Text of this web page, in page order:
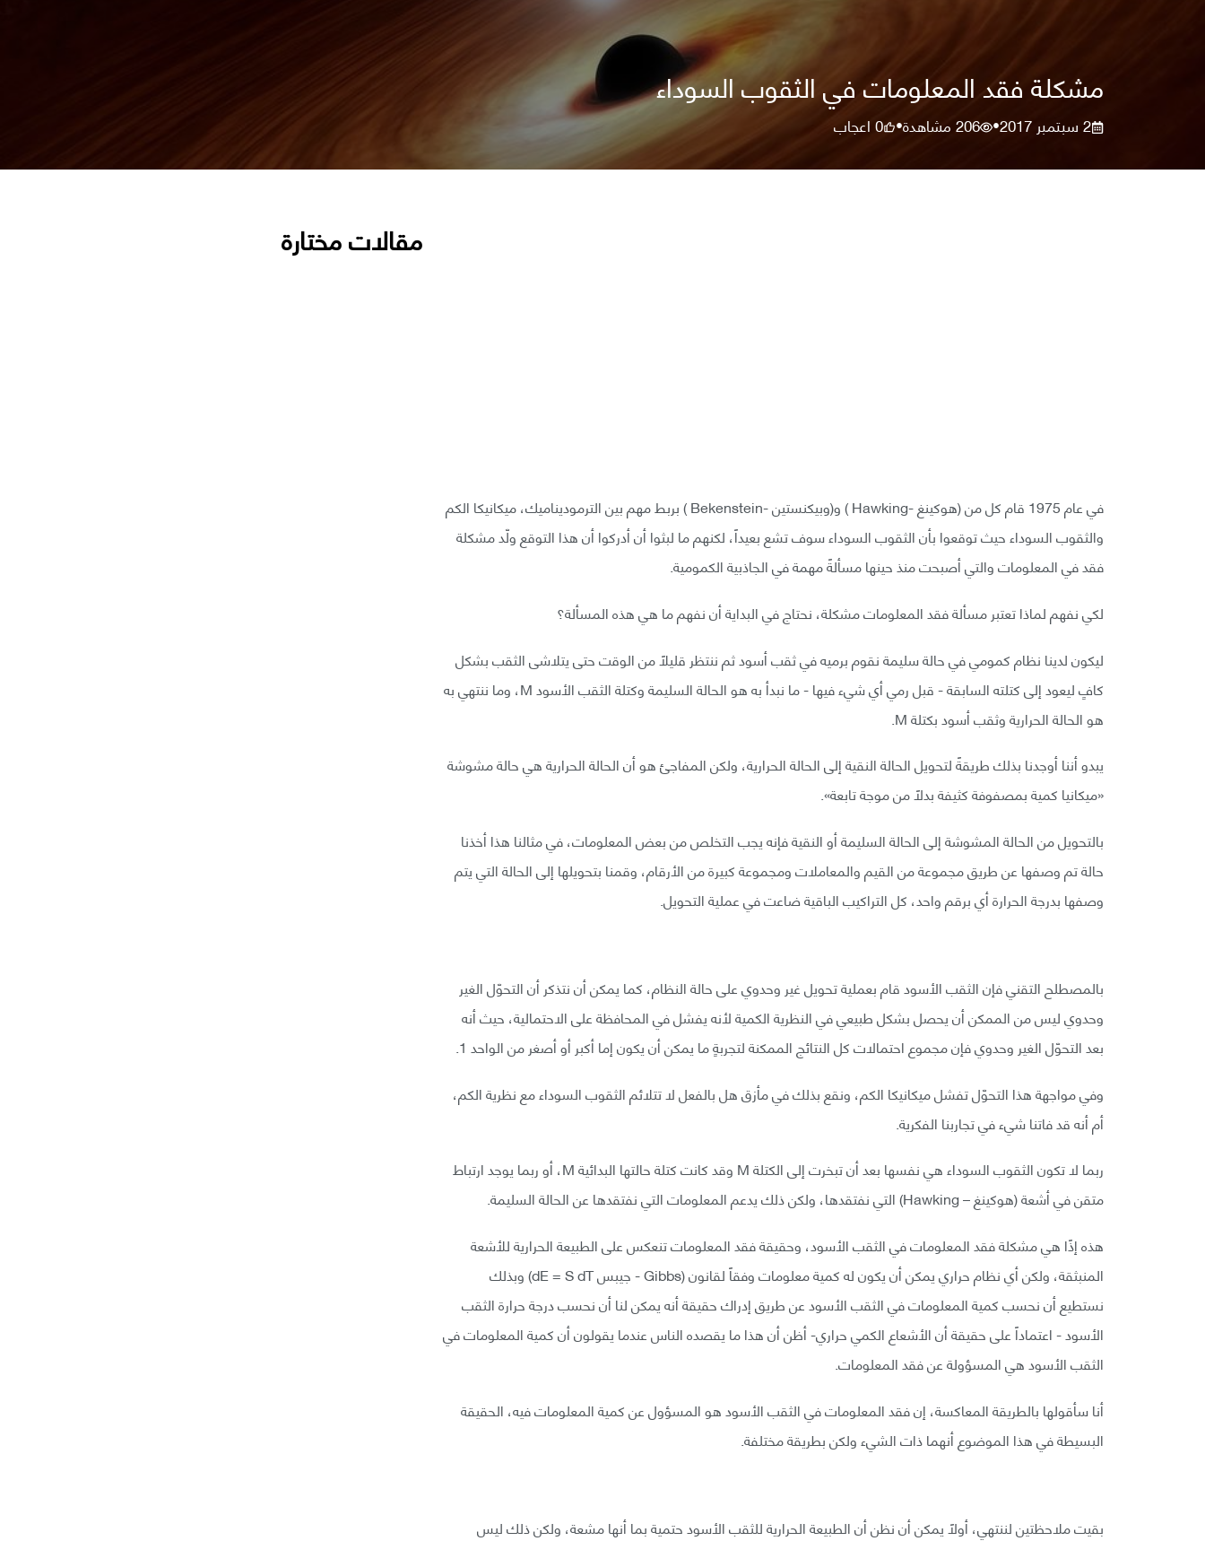
مشكلة فقد المعلومات في الثقوب السوداء
2 سبتمبر 2017 •
206مشاهدة•
0اعجاب
في عام 1975 قام كل من (هوكينغ -Hawking ) و(وبيكنستين -Bekenstein ) بربط مهم بين الترموديناميك، ميكانيكا الكم
والثقوب السوداء حيث توقعوا بأن الثقوب السوداء سوف تشع بعيداً، لكنهم ما لبثوا أن أدركوا أن هذا التوقع ولّد مشكلة
فقد في المعلومات والتي أصبحت منذ حينها مسألةً مهمة في الجاذبية الكمومية.
لكي نفهم لماذا تعتبر مسألة فقد المعلومات مشكلة، نحتاج في البداية أن نفهم ما هي هذه المسألة؟
ليكون لدينا نظام كمومي في حالة سليمة نقوم برميه في ثقب أسود ثم ننتظر قليلاً من الوقت حتى يتلاشى الثقب بشكل
كافٍ ليعود إلى كتلته السابقة - قبل رمي أي شيء فيها - ما نبدأ به هو الحالة السليمة وكتلة الثقب الأسود M، وما ننتهي به
هو الحالة الحرارية وثقب أسود بكتلة M.
يبدو أننا أوجدنا بذلك طريقةً لتحويل الحالة النقية إلى الحالة الحرارية، ولكن المفاجئ هو أن الحالة الحرارية هي حالة مشوشة
«ميكانيا كمية بمصفوفة كثيفة بدلاً من موجة تابعة».
بالتحويل من الحالة المشوشة إلى الحالة السليمة أو النقية فإنه يجب التخلص من بعض المعلومات، في مثالنا هذا أخذنا
حالة تم وصفها عن طريق مجموعة من القيم والمعاملات ومجموعة كبيرة من الأرقام، وقمنا بتحويلها إلى الحالة التي يتم
وصفها بدرجة الحرارة أي برقم واحد، كل التراكيب الباقية ضاعت في عملية التحويل.
بالمصطلح التقني فإن الثقب الأسود قام بعملية تحويل غير وحدوي على حالة النظام، كما يمكن أن نتذكر أن التحوّل الغير
وحدوي ليس من الممكن أن يحصل بشكل طبيعي في النظرية الكمية لأنه يفشل في المحافظة على الاحتمالية، حيث أنه
بعد التحوّل الغير وحدوي فإن مجموع احتمالات كل النتائج الممكنة لتجربةٍ ما يمكن أن يكون إما أكبر أو أصغر من الواحد 1.
وفي مواجهة هذا التحوّل تفشل ميكانيكا الكم، ونقع بذلك في مأزق هل بالفعل لا تتلائم الثقوب السوداء مع نظرية الكم،
أم أنه قد فاتنا شيء في تجاربنا الفكرية.
ربما لا تكون الثقوب السوداء هي نفسها بعد أن تبخرت إلى الكتلة M وقد كانت كتلة حالتها البدائية M، أو ربما يوجد ارتباط
متقن في أشعة (هوكينغ – Hawking) التي نفتقدها، ولكن ذلك يدعم المعلومات التي نفتقدها عن الحالة السليمة.
هذه إذًا هي مشكلة فقد المعلومات في الثقب الأسود، وحقيقة فقد المعلومات تنعكس على الطبيعة الحرارية للأشعة
المنبثقة، ولكن أي نظام حراري يمكن أن يكون له كمية معلومات وفقاً لقانون (Gibbs - جيبس dE = S dT) وبذلك
نستطيع أن نحسب كمية المعلومات في الثقب الأسود عن طريق إدراك حقيقة أنه يمكن لنا أن نحسب درجة حرارة الثقب
الأسود - اعتماداً على حقيقة أن الأشعاع الكمي حراري- أظن أن هذا ما يقصده الناس عندما يقولون أن كمية المعلومات في
الثقب الأسود هي المسؤولة عن فقد المعلومات.
أنا سأقولها بالطريقة المعاكسة، إن فقد المعلومات في الثقب الأسود هو المسؤول عن كمية المعلومات فيه، الحقيقة
البسيطة في هذا الموضوع أنهما ذات الشيء ولكن بطريقة مختلفة.
بقيت ملاحظتين لننتهي، أولاً يمكن أن نظن أن الطبيعة الحرارية للثقب الأسود حتمية بما أنها مشعة، ولكن ذلك ليس
مقالات مختارة